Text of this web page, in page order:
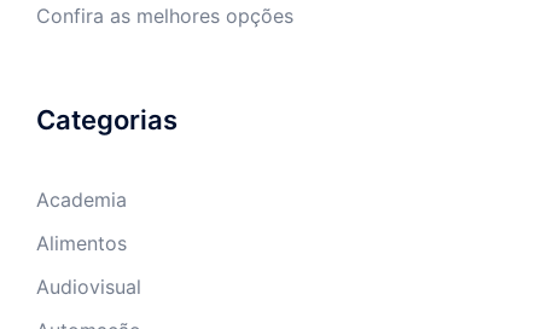
Confira as melhores opções
Categorias
Academia
Alimentos
Audiovisual